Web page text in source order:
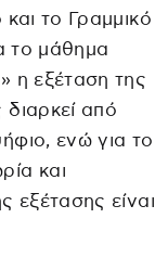
το Γραμμικό
το μάθημα
η εξέταση της
από
ενώ για το
και
εξέτασης είναι